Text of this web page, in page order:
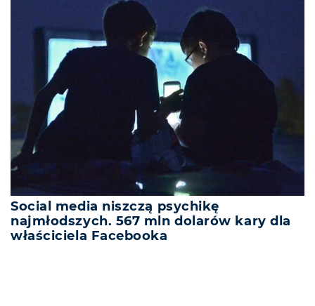
Social media niszczą psychikę
najmłodszych. 567 mln dolarów kary dla
właściciela Facebooka